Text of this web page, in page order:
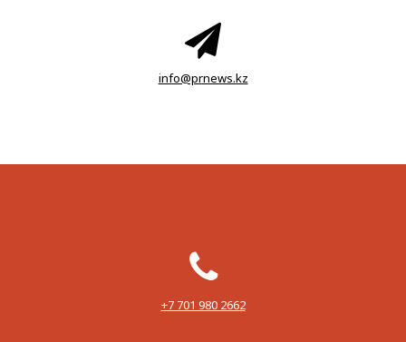
info@prnews.kz
‪+7 701 980 2662‬